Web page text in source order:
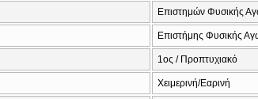
Επιστημών Φυσικής
Επιστήμης Φυσικής
1ος / Προπτυχιακό
Χειμερινή/Εαρινή